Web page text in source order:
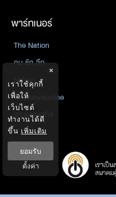
พาร์ทเนอร์
The Nation
คม ชัด ลึก
Nation
Thainewsonline
ฐานเศรษฐกิจ
×
เราใช้คุกกี้
เพื่อให้
เว็บไซต์
ทำงานได้ดี
ขึ้น เพิ่มเติม
ยอมรับ
ตั้งค่า